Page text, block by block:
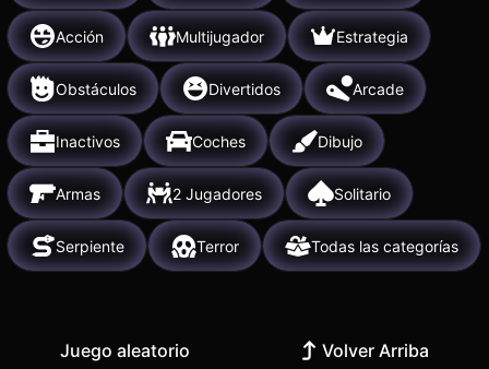
Acción Multijugador Estrategia
Obstáculos Divertidos Arcade
Inactivos Coches Dibujo
Armas 2 Jugadores Solitario
Serpiente Terror Todas las categorías
Juego aleatorio Volver Arriba